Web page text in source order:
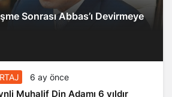
Sonrası Abbas’ı Devirmeye
6 ay önce
Muhalif Din Adamı 6 yıldır